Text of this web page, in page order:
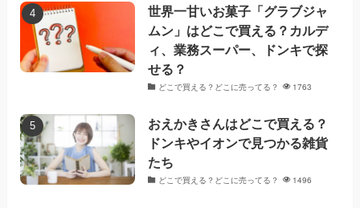
世界一甘いお菓子「グラブジャ
ムン」はどこで買える？カルデ
ィ、業務スーパー、ドンキで探
せる？
どこで買える？どこに売ってる？ 1763
おえかきさんはどこで買える？
ドンキやイオンで見つかる雑貨
たち
どこで買える？どこに売ってる？ 1496